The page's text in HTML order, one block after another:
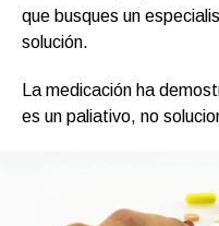
que busques un
solución.
La medicación ha
es un paliativo, no